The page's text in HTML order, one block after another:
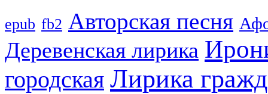
epub fb2 Авторская песня
Деревенская лирика
городская Лирика